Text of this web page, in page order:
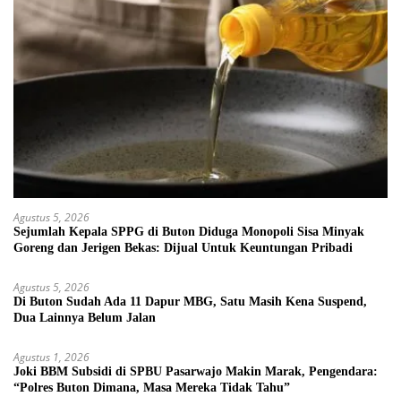
Agustus 5, 2026
Sejumlah Kepala SPPG di Buton Diduga Monopoli Sisa Minyak
Goreng dan Jerigen Bekas: Dijual Untuk Keuntungan Pribadi
Agustus 5, 2026
Di Buton Sudah Ada 11 Dapur MBG, Satu Masih Kena Suspend,
Dua Lainnya Belum Jalan
Agustus 1, 2026
Joki BBM Subsidi di SPBU Pasarwajo Makin Marak, Pengendara:
“Polres Buton Dimana, Masa Mereka Tidak Tahu”